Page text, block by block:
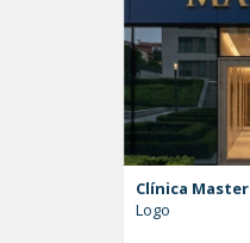
Clínica Master
Logo